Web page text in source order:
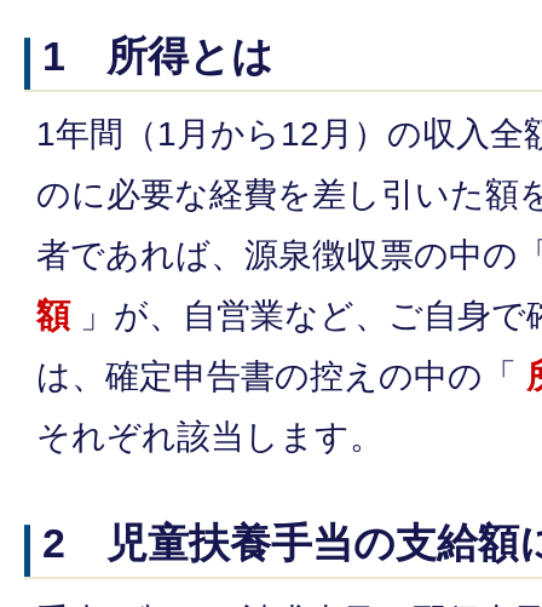
1 所得とは
1年間（1月から12月）の収入全
のに必要な経費を差し引いた額
者であれば、源泉徴収票の中の
額」が、自営業など、ご自身で
は、確定申告書の控えの中の「
それぞれ該当します。
2 児童扶養手当の支給額